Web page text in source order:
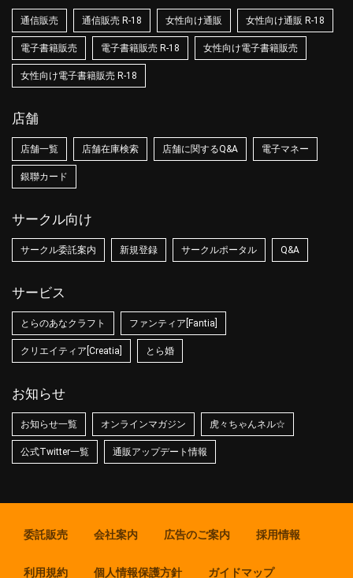
通信販売 通信販売 R-18 女性向け通販 女性向け通販 R-18
電子書籍販売 電子書籍販売 R-18 女性向け電子書籍販売
女性向け電子書籍販売 R-18
店舗
店舗一覧 店舗在庫検索 店舗に関するQ&A 電子マネー
銀聯カード
サークル向け
サークル委託案内 新規登録 サークルポータル Q&A
サービス
とらのあなクラフト ファンティア[Fantia]
クリエイティア[Creatia] とら婚
お知らせ
お知らせ一覧 オンラインマガジン 虎々ちゃんネル☆
公式Twitter一覧 通販アップデート情報
委託販売 会社案内 広告のご案内 採用情報
利用規約 個人情報保護方針 ガイドマップ